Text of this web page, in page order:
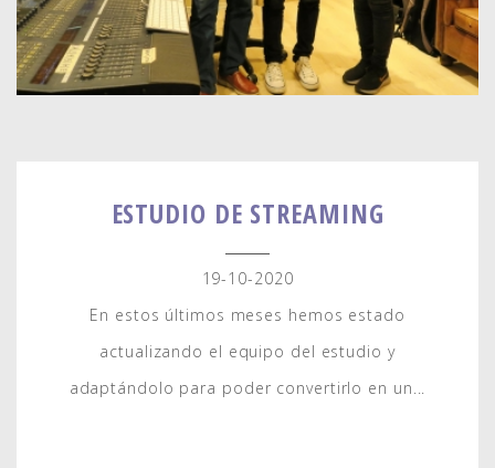
ESTUDIO DE STREAMING
19-10-2020
En estos últimos meses hemos estado
actualizando el equipo del estudio y
adaptándolo para poder convertirlo en un...